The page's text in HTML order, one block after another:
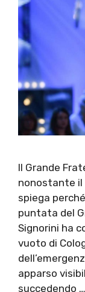
Il Grande
nonostante il
spiega
puntata del
Signorini ha
vuoto di
apparso
succedendo …